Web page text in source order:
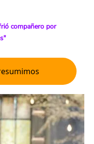
compañero por